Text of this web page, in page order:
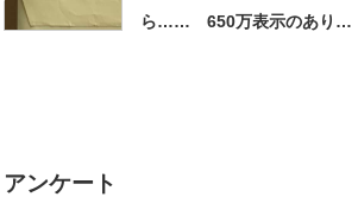
ら…… 650万表示のありえ
アンケート